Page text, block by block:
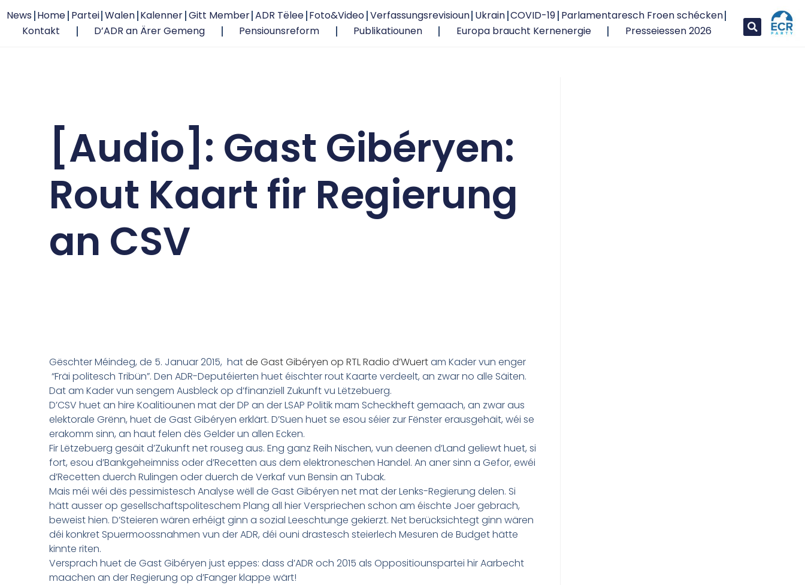
News Home Partei Walen Kalenner Gitt Member ADR Tëlee Foto&Video Verfassungsrevisioun Ukrain COVID-19 Parlamentaresch Froen schécken
Kontakt
D’ADR an Ärer Gemeng Pensiounsreform Publikatiounen Europa braucht Kernenergie Presseiessen 2026
[Audio]: Gast Gibéryen:
Rout Kaart fir Regierung
an CSV
Gëschter Méindeg, de 5. Januar 2015, hatde Gast Gibéryen op RTL Radio d’Wuertam Kader vun enger
“Fräi politesch Tribün”. Den ADR-Deputéierten huet éischter rout Kaarte verdeelt, an zwar no alle Säiten.
Dat am Kader vun sengem Ausbleck op d’finanziell Zukunft vu Lëtzebuerg.
D’CSV huet an hire Koalitiounen mat der DP an der LSAP Politik mam Scheckheft gemaach, an zwar aus
elektorale Grënn, huet de Gast Gibéryen erklärt. D’Suen huet se esou séier zur Fënster erausgehäit, wéi se
erakomm sinn, an haut felen dës Gelder un allen Ecken.
Fir Lëtzebuerg gesäit d’Zukunft net rouseg aus. Eng ganz Reih Nischen, vun deenen d’Land geliewt huet, si
fort, esou d’Bankgeheimniss oder d’Recetten aus dem elektroneschen Handel. An aner sinn a Gefor, ewéi
d’Recetten duerch Rulingen oder duerch de Verkaf vun Bensin an Tubak.
Mais méi wéi dës pessimistesch Analyse wëll de Gast Gibéryen net mat der Lenks-Regierung delen. Si
hätt ausser op gesellschaftspoliteschem Plang all hier Verspriechen schon am éischte Joer gebrach,
beweist hien. D’Steieren wären erhéigt ginn a sozial Leeschtunge gekierzt. Net berücksichtegt ginn wären
déi konkret Spuermoossnahmen vun der ADR, déi ouni drastesch steierlech Mesuren de Budget hätte
kinnte riten.
Versprach huet de Gast Gibéryen just eppes: dass d’ADR och 2015 als Oppositiounspartei hir Aarbecht
maachen an der Regierung op d’Fanger klappe wärt!